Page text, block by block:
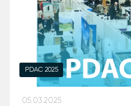
PDAC 2025
05.03.2025